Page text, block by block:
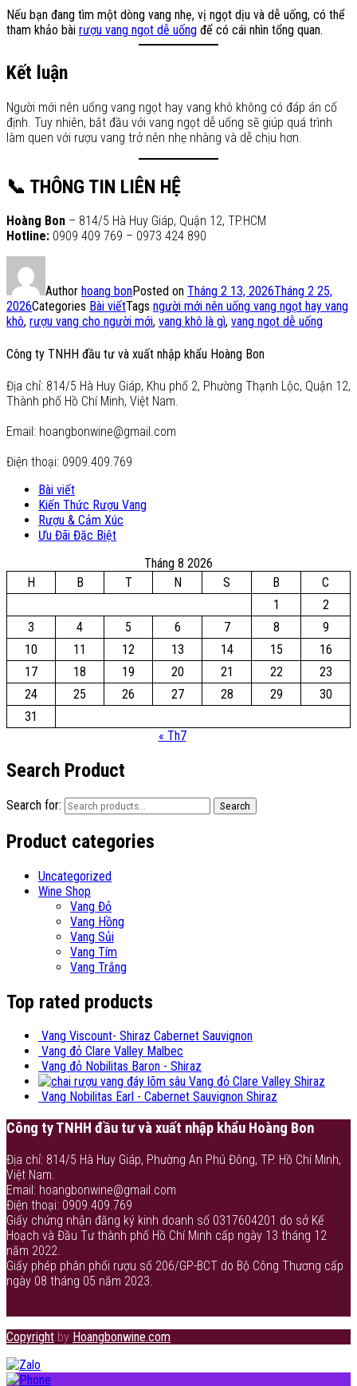
Nếu bạn đang tìm một dòng vang nhẹ, vị ngọt dịu và dễ uống, có thể
tham khảo bài rượu vang ngọt dễ uống để có cái nhìn tổng quan.
Kết luận
Người mới nên uống vang ngọt hay vang khô không có đáp án cố
định. Tuy nhiên, bắt đầu với vang ngọt dễ uống sẽ giúp quá trình
làm quen với rượu vang trở nên nhẹ nhàng và dễ chịu hơn.
📞 THÔNG TIN LIÊN HỆ
Hoàng Bon – 814/5 Hà Huy Giáp, Quận 12, TP.HCM
Hotline: 0909 409 769 – 0973 424 890
Author hoang bonPosted on Tháng 2 13, 2026Tháng 2 25,
2026Categories Bài viếtTags người mới nên uống vang ngọt hay vang
khô, rượu vang cho người mới, vang khô là gì, vang ngọt dễ uống
Công ty TNHH đầu tư và xuất nhập khẩu Hoàng Bon
Địa chỉ: 814/5 Hà Huy Giáp, Khu phố 2, Phường Thạnh Lộc, Quận 12,
Thành phố Hồ Chí Minh, Việt Nam.
Email: hoangbonwine@gmail.com
Điện thoại: 0909.409.769
Bài viết
Kiến Thức Rượu Vang
Rượu & Cảm Xúc
Ưu Đãi Đặc Biệt
Tháng 8 2026
H
B T N S B
C
1
2
3
4 5 6 7 8
9
10
11 12 13 14 15
16
17
18 19 20 21 22
23
24
25 26 27 28 29
30
31
« Th7
Search Product
Search for: Search
Product categories
Uncategorized
Wine Shop
Vang Đỏ
Vang Hồng
Vang Sủi
Vang Tím
Vang Trắng
Top rated products
Vang Viscount- Shiraz Cabernet Sauvignon
Vang đỏ Clare Valley Malbec
Vang đỏ Nobilitas Baron - Shiraz
Vang đỏ Clare Valley Shiraz
Vang Nobilitas Earl - Cabernet Sauvignon Shiraz
Công ty TNHH đầu tư và xuất nhập khẩu Hoàng Bon
Địa chỉ: 814/5 Hà Huy Giáp, Phường An Phú Đông, TP. Hồ Chí Minh,
Việt Nam.
Email: hoangbonwine@gmail.com
Điện thoại: 0909.409.769
Giấy chứng nhận đăng ký kinh doanh số 0317604201 do sở Kế
Hoạch và Đầu Tư thành phố Hồ Chí Minh cấp ngày 13 tháng 12
năm 2022.
Giấy phép phân phối rượu số 206/GP-BCT do Bộ Công Thương cấp
ngày 08 tháng 05 năm 2023.
Copyright by Hoangbonwine.com